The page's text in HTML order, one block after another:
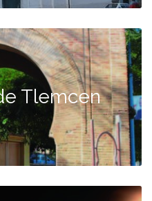
Tlemcen